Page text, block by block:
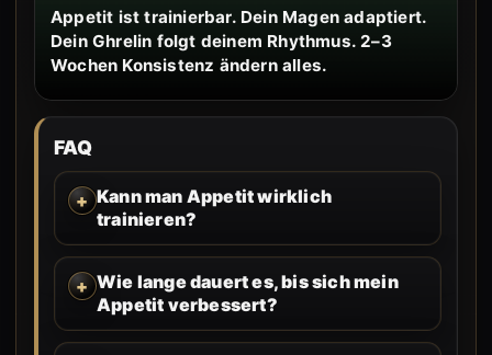
Appetit ist trainierbar. Dein Magen adaptiert.
Dein Ghrelin folgt deinem Rhythmus. 2–3
Wochen Konsistenz ändern alles.
FAQ
Kann man Appetit wirklich
trainieren?
Wie lange dauert es, bis sich mein
Appetit verbessert?